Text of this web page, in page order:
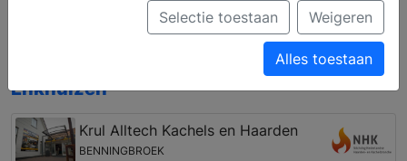
haard, gashaard, pellet kachel, elektrische haard of
Open haarden winkel in de regio
Enkhuizen
Krul Alltech Kachels en Haarden
BENNINGBROEK
Selectie toestaan Weigeren
Alles toestaan